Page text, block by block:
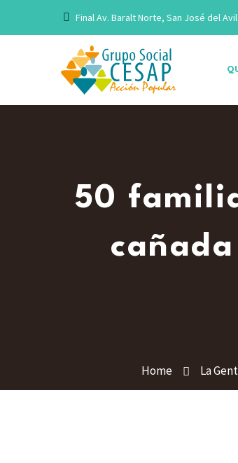
Final Av. Baralt Norte, San José del
50
Home La